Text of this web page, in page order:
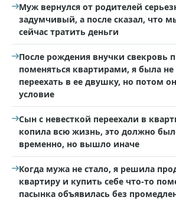
Муж вернулся от родителей
задумчивый, а после сказал, что
сейчас тратить деньги
После рождения внучки свекровь
поменяться квартирами, я была не
переехать в ее двушку, но потом
условие
Сын с невесткой переехали в
копила всю жизнь, это должно
временно, но вышло иначе
Когда мужа не стало, я решила
квартиру и купить себе что-то
пасынка объявилась без